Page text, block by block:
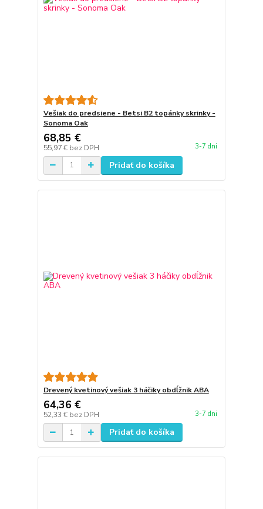
Vešiak do predsiene - Betsi B2 topánky skrinky -
Sonoma Oak
68,85 €
55,97 € bez DPH 3-7 dni
Pridať do košíka
Drevený kvetinový vešiak 3 háčiky obdĺžnik ABA
64,36 €
52,33 € bez DPH 3-7 dni
Pridať do košíka